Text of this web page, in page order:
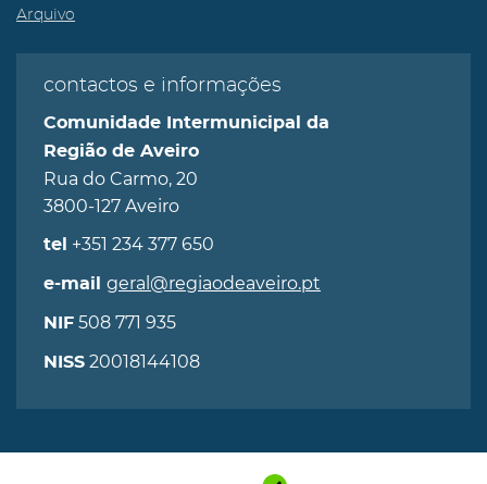
Arquivo
contactos e informações
Comunidade Intermunicipal da
Região de Aveiro
Rua do Carmo, 20
3800-127 Aveiro
tel +351 234 377 650
e-mail geral@regiaodeaveiro.pt
NIF 508 771 935
NISS 20018144108